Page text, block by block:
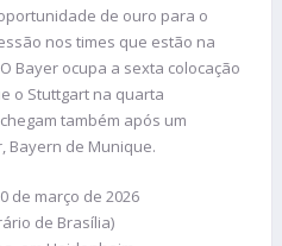
de ouro para o
nos times que estão na
Bayer ocupa a sexta colocação
o Stuttgart na quarta
também após um
Bayern de Munique.
de março de 2026
de Brasília)